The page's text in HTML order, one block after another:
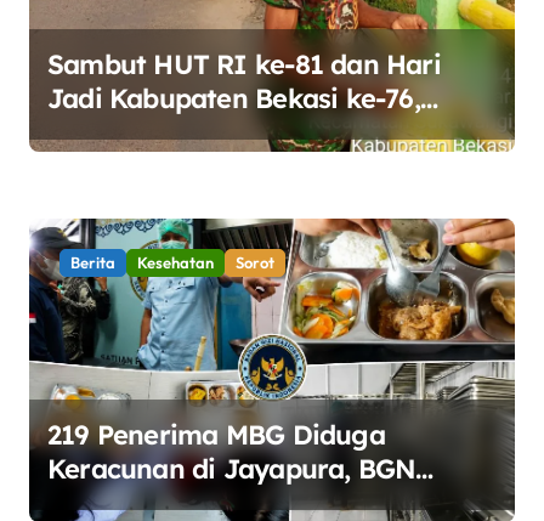
Sambut HUT RI ke-81 dan Hari
Jadi Kabupaten Bekasi ke-76,
Pemdes Muara bakti Gotong
Berita Kesehatan Sorot
219 Penerima MBG Diduga
Keracunan di Jayapura, BGN
Perketat Pengawasan Keamanan